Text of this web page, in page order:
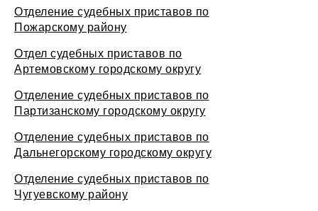
Отделение судебных приставов по
Пожарскому району
Отдел судебных приставов по
Артемовскому городскому округу
Отделение судебных приставов по
Партизанскому городскому округу
Отделение судебных приставов по
Дальнегорскому городскому округу
Отделение судебных приставов по
Чугуевскому району